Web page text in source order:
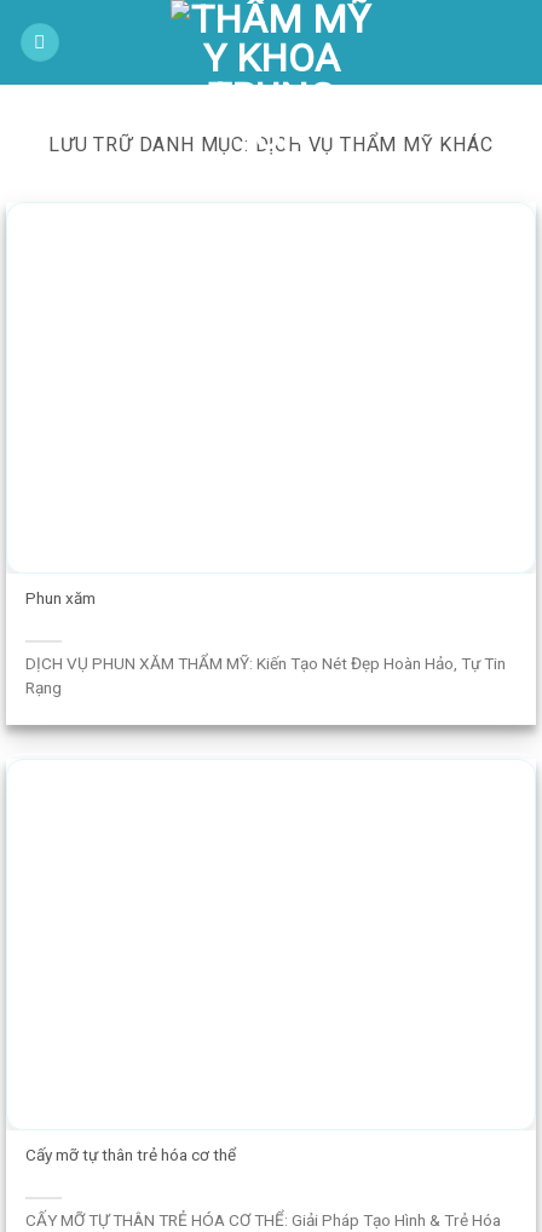
qua
LƯU TRỮ DANH MỤC: DỊCH VỤ THẨM MỸ KHÁC
Phun xăm
DỊCH VỤ PHUN XĂM THẨM MỸ: Kiến Tạo Nét Đẹp Hoàn Hảo, Tự Tin
Rạng
Cấy mỡ tự thân trẻ hóa cơ thể
CẤY MỠ TỰ THÂN TRẺ HÓA CƠ THỂ: Giải Pháp Tạo Hình & Trẻ Hóa